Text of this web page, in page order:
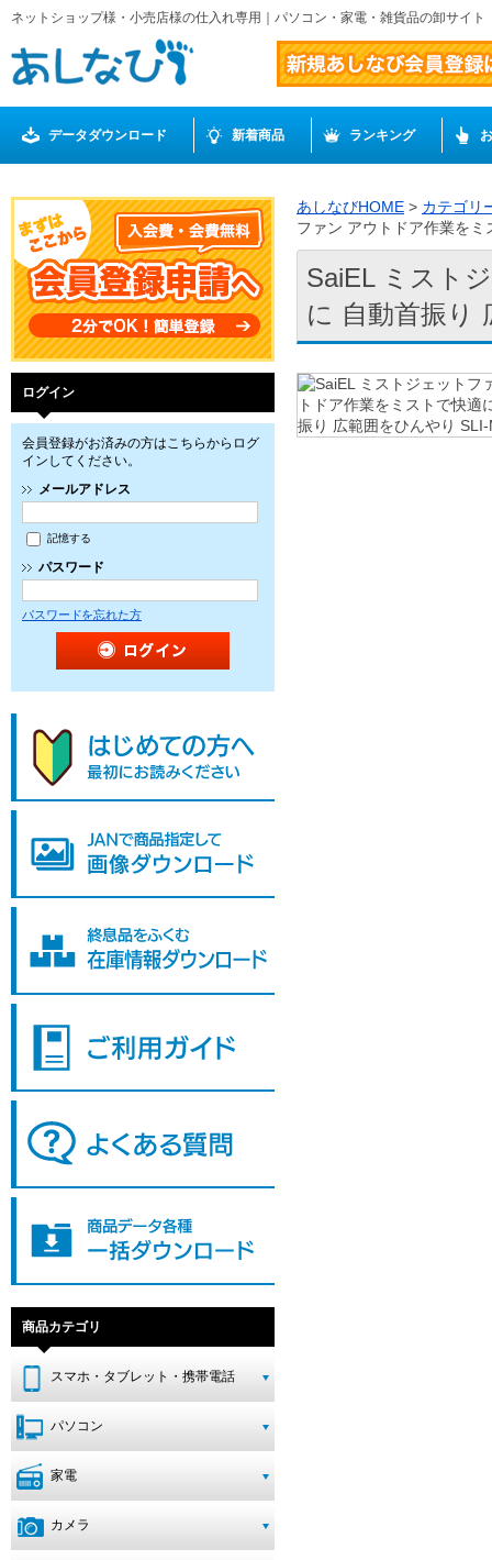
ネットショップ様・小売店様の仕入れ専用｜パソコン・家電・雑貨品の卸サイ
データダウンロード 新着商品 ランキング
ログイン
会員登録がお済みの方はこちらからログ
インしてください。
メールアドレス
記憶する
パスワード
パスワードを忘れた方
商品カテゴリ
スマホ・タブレット・携帯電話
パソコン
家電
カメラ
あしなびHOME > カテゴリ
ファン アウトドア作業を
SaiEL ミスト
に 自動首振り